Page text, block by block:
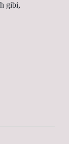
gibi,